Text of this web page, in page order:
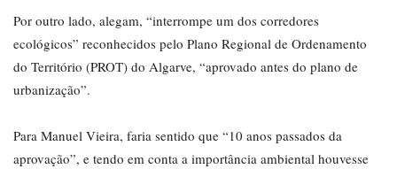
Por outro lado, alegam, “interrompe um dos corredores
ecológicos” reconhecidos pelo Plano Regional de Ordenamento
do Território (PROT) do Algarve, “aprovado antes do plano de
urbanização”.
Para Manuel Vieira, faria sentido que “10 anos passados da
aprovação”, e tendo em conta a importância ambiental houvesse